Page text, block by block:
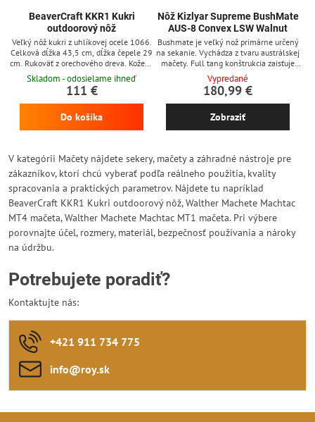
BeaverCraft KKR1 Kukri
outdoorový nôž
Veľký nôž kukri z uhlíkovej ocele 1066.
Celková dĺžka 43,5 cm, dĺžka čepele 29
cm. Rukoväť z orechového dreva. Kožené
puzdro.
Skladom - odosielame ihneď
111 €
Do košíka
Nôž Kizlyar Supreme BushMate
AUS-8 Convex LSW Walnut
Bushmate je veľký nož primárne určený
na sekanie. Vychádza z tvaru austrálskej
mačety. Full tang konštrukcia zaisťuje
jeho pevnosť a spoľahlivosť a vďaka
masívnej čepeli zvládne aj ťažké úlohy.
Čepeľ s konvexným výbrusom je
vyrobená z nerezovej ocele AUS-8,
tvrdosti 57-59 HRC s jemnou stonewash
Vypredané
180,99 €
Zobraziť
V kategórii Mačety nájdete sekery, mačety a záhradné nástroje pre
zákazníkov, ktorí chcú vyberať podľa reálneho použitia, kvality
spracovania a praktických parametrov. Nájdete tu napríklad
BeaverCraft KKR1 Kukri outdoorový nôž, Walther Machete Machtac
MT4 mačeta, Walther Machete Machtac MT1 mačeta. Pri výbere
porovnajte účel, rozmery, materiál, bezpečnosť používania a nároky
na údržbu.
Potrebujete poradiť?
Kontaktujte nás:
+421 911 734 775
info​@roy​.sk